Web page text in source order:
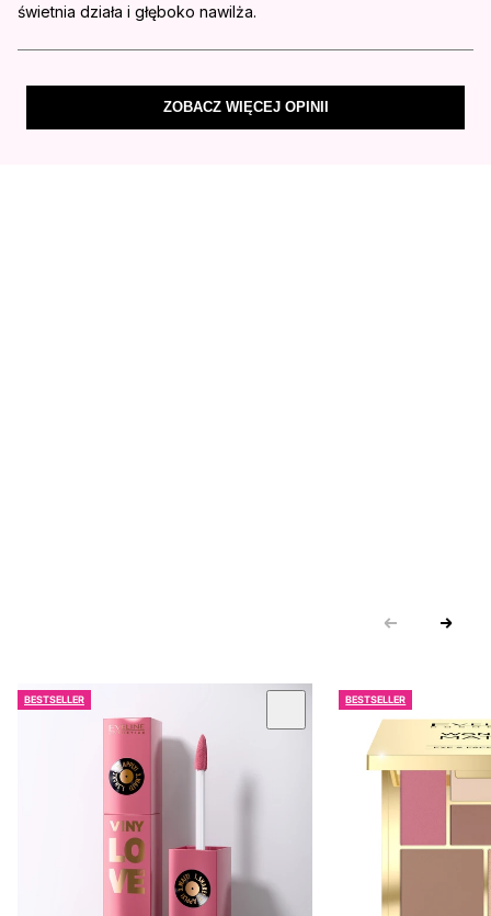
świetnia działa i głęboko nawilża.
ZOBACZ WIĘCEJ OPINII
BESTSELLER BESTSELLER